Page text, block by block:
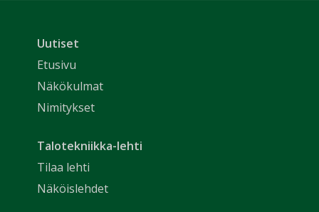
Uutiset
Etusivu
Näkökulmat
Nimitykset
Talotekniikka-lehti
Tilaa lehti
Näköislehdet